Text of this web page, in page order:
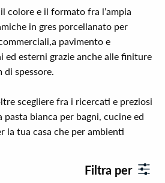
colore e il formato fra l’ampia
in gres porcellanato per
pavimento e
ed esterni grazie anche alle finiture
spessore.
scegliere fra i ricercati e preziosi
bianca per bagni, cucine ed
la tua casa che per ambienti
Filtra per